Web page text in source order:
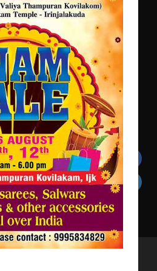
ചർച്ച കാട്ടൂർ, ടി. കെ.
16ന്
മഴയ്ക്കും കാറ്റിനും
ഇരിങ്ങാലക്കുടയിൽ 4.4
മഴ ലഭിച്ചു
Facebook
Instagram
Powered